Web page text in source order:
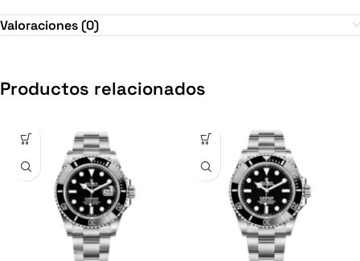
Valoraciones (0)
Productos relacionados